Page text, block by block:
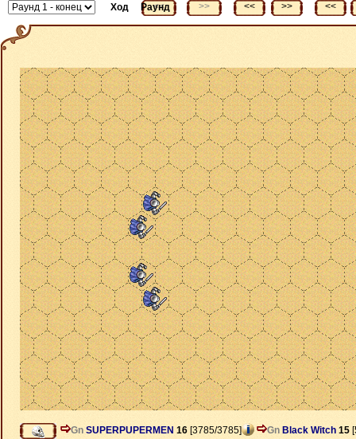
<< >> <<
Ход >> <<
Раунд
Gn SUPERPUPERMEN 16 [3785/3785] Gn Black Witch 15